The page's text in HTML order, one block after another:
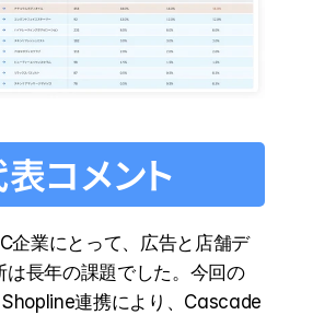
コメント
企業にとって、広告と店舗デ
は長年の課題でした。今回の
連携により、Cascade